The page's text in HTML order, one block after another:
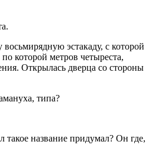
эстакаду, с которой
которой метров четыреста,
Открылась дверца со стороны
типа?
название придумал? Он где,